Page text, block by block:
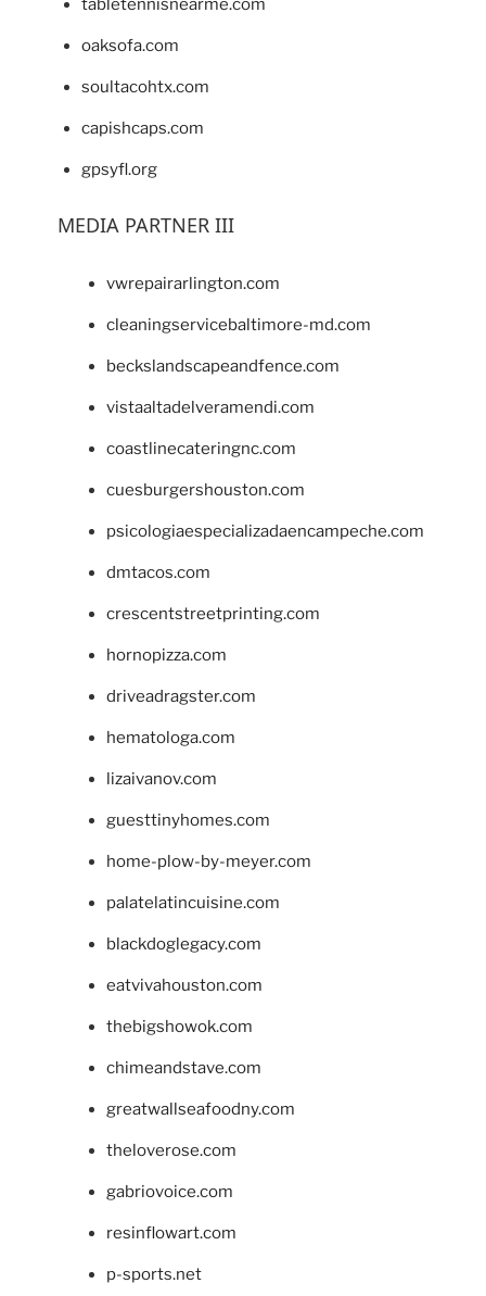
tabletennisnearme.com
oaksofa.com
soultacohtx.com
capishcaps.com
gpsyfl.org
MEDIA PARTNER III
vwrepairarlington.com
cleaningservicebaltimore-md.com
beckslandscapeandfence.com
vistaaltadelveramendi.com
coastlinecateringnc.com
cuesburgershouston.com
psicologiaespecializadaencampeche.com
dmtacos.com
crescentstreetprinting.com
hornopizza.com
driveadragster.com
hematologa.com
lizaivanov.com
guesttinyhomes.com
home-plow-by-meyer.com
palatelatincuisine.com
blackdoglegacy.com
eatvivahouston.com
thebigshowok.com
chimeandstave.com
greatwallseafoodny.com
theloverose.com
gabriovoice.com
resinflowart.com
p-sports.net